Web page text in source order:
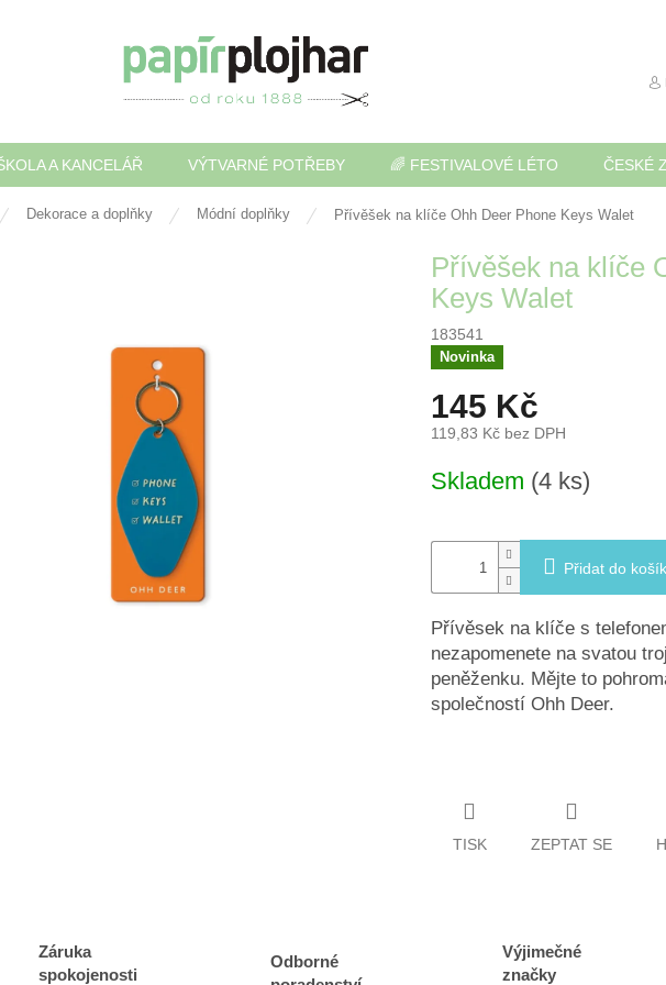
A KANCELÁŘ VÝTVARNÉ POTŘEBY 🌈 FESTIVALOVÉ LÉTO ČESKÉ
Dekorace a doplňky Módní doplňky Přívěšek na klíče Ohh Deer Phone Keys Walet
Přívěšek na klíče
Keys Walet
183541
Novinka
145 Kč
119,83 Kč bez DPH
cena:
Skladem (4 ks)
Přidat do
Přívěsek na klíče s
nezapomenete na svatou
peněženku. Mějte to
společností Ohh Deer.
TISK ZEPTAT SE
Záruka
spokojenosti
Odborné
Výjimečné
značky